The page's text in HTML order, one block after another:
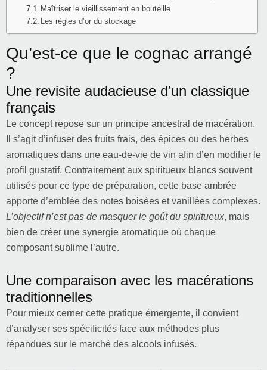
Maîtriser le vieillissement en bouteille
Les règles d’or du stockage
Qu’est-ce que le cognac arrangé
?
Une revisite audacieuse d’un classique
français
Le concept repose sur un principe ancestral de macération.
Il s’agit d’infuser des fruits frais, des épices ou des herbes
aromatiques dans une eau-de-vie de vin afin d’en modifier le
profil gustatif. Contrairement aux spiritueux blancs souvent
utilisés pour ce type de préparation, cette base ambrée
apporte d’emblée des notes boisées et vanillées complexes.
L’objectif n’est pas de masquer le goût du spiritueux, mais
bien de créer une synergie aromatique où chaque
composant sublime l’autre.
Une comparaison avec les macérations
traditionnelles
Pour mieux cerner cette pratique émergente, il convient
d’analyser ses spécificités face aux méthodes plus
répandues sur le marché des alcools infusés.